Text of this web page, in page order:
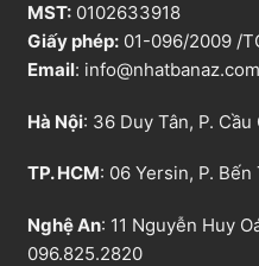
MST: 0102633918
Giấy phép: 01-096/2009 /
Email: info@nhatbanaz.com
Hà Nội: 36 Duy Tân, P. Cầu
TP. HCM: 06 Yersin, P.
Nghệ An: 11 Nguyễn Huy
096.825.2820